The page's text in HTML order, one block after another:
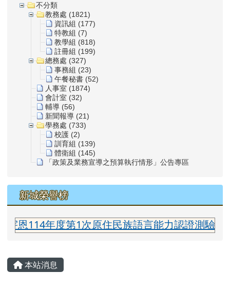
不分類
教務處 (1821)
資訊組 (177)
特教組 (7)
教學組 (818)
註冊組 (199)
總務處 (327)
事務組 (23)
午餐秘書 (52)
人事室 (1874)
會計室 (32)
輔導 (56)
新聞報導 (21)
學務處 (733)
校護 (2)
訓育組 (139)
體衛組 (145)
「政策及業務宣導之預算執行情形」公告專區
新城榮譽榜
114年度第1次原住民族語言能力認證測驗太魯
主內容區域
本站消息